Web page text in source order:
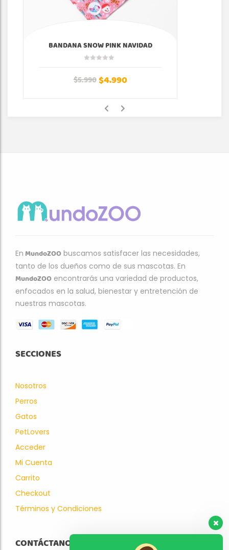
BANDANA SNOW PINK NAVIDAD
$5.990$4.990
En MundoZOO buscamos satisfacer las necesidades,
tanto de los dueños como de sus mascotas. En
MundoZOO encontrarás una variedad de productos,
enfocados en la salud, bienestar y entretención de
nuestras mascotas.
SECCIONES
Nosotros
Perros
Gatos
PetLovers
Acceder
Mi Cuenta
Carrito
Checkout
Términos y Condiciones
CONTÁCTANOS